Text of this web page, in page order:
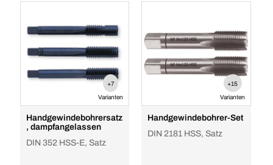
+7
Varianten
Handgewindebohrersatz
, dampfangelassen
DIN 352 HSS-E, Satz
+15
Varianten
Handgewindebohrer-Set
DIN 2181 HSS, Satz